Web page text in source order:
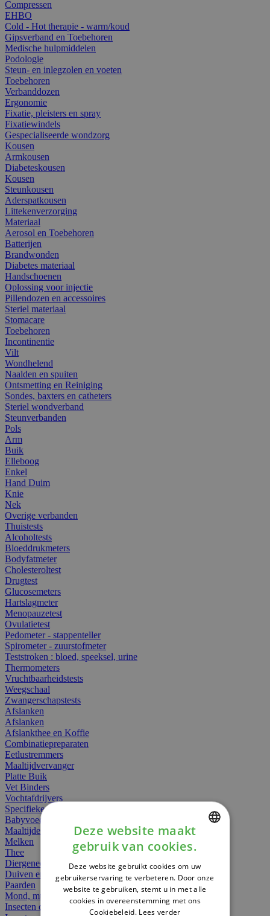
Compressen
EHBO
Cold - Hot therapie - warm/koud
Gipsverband en Toebehoren
Medische hulpmiddelen
Podologie
Steun- en inlegzolen en voeten
Toebehoren
Verbanddozen
Ergonomie
Fixatie, pleisters en spray
Fixatiewindels
Gespecialiseerde wondzorg
Kousen
Armkousen
Diabeteskousen
Kousen
Steunkousen
Aderspatkousen
Littekenverzorging
Materiaal
Aerosol en Toebehoren
Batterijen
Brandwonden
Diabetes materiaal
Handschoenen
Oplossing voor injectie
Pillendozen en accessoires
Steriel materiaal
Stomacare
Toebehoren
Incontinentie
Vilt
Wondhelend
Naalden en spuiten
Ontsmetting en Reiniging
Sondes, baxters en catheters
Steriel wondverband
Steunverbanden
Pols
Arm
Buik
Elleboog
Enkel
Hand Duim
Knie
Nek
Overige verbanden
Thuistests
Alcoholtests
Bloeddrukmeters
Bodyfatmeter
Cholesteroltest
Drugtest
Glucosemeters
Hartslagmeter
Menopauzetest
Ovulatietest
Pedometer - stappenteller
Spirometer - zuurstofmeter
Teststroken : bloed, speeksel, urine
Thermometers
Vruchtbaarheidstests
Weegschaal
Zwangerschapstests
Afslanken
Afslanken
Afslankthee en Koffie
Combinatiepreparaten
Eetlustremmers
Maaltijdvervanger
Platte Buik
Vet Binders
Vochtafdrijvers
Specifieke Voeding
Babyvoeding
Maaltijden
Melken
Thee
Diergeneesmiddelen
Duiven en vogels
Paarden
Mond, muil of snavel
Insecten dieren
DUTCH
FRENCH
ENGLISH
Deze website maakt
gebruik van cookies.
Deze website gebruikt cookies om uw
gebruikerservaring te verbeteren. Door onze
website te gebruiken, stemt u in met alle
cookies in overeenstemming met ons
Cookiebeleid. Lees verder